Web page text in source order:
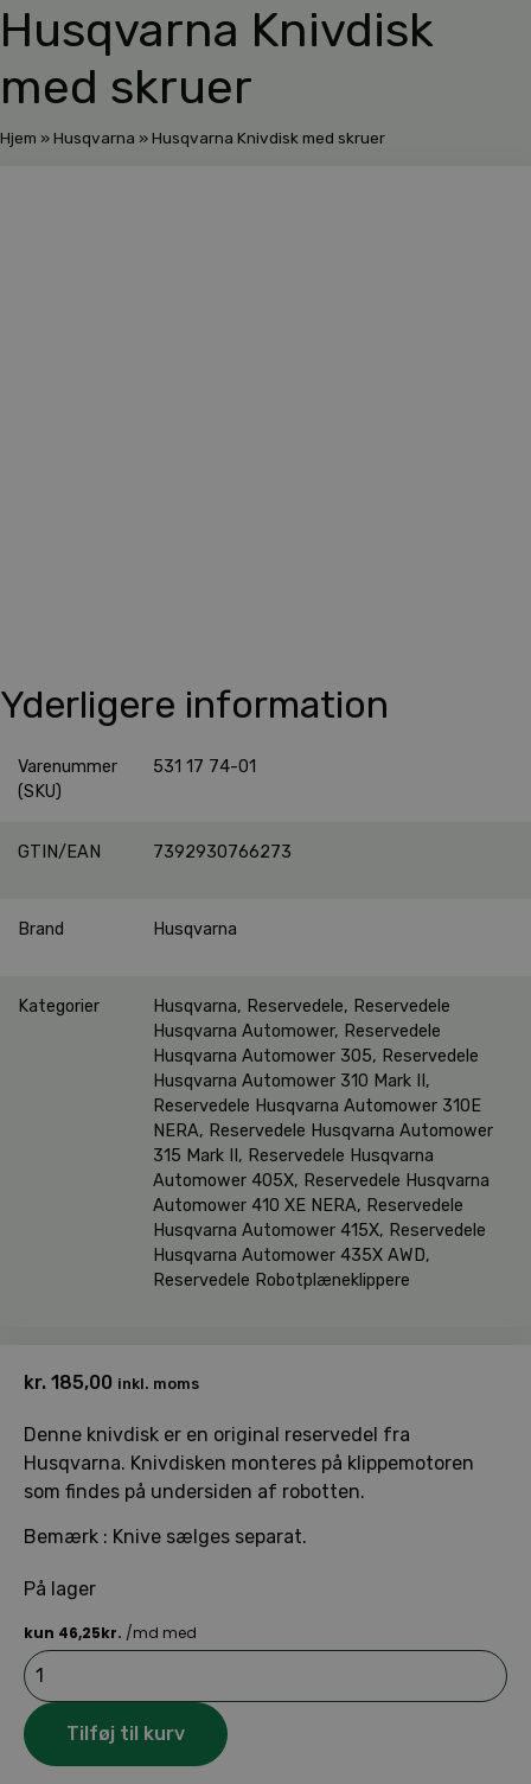
Husqvarna Knivdisk
med skruer
Hjem »Husqvarna »Husqvarna Knivdisk med skruer
Yderligere information
Varenummer
(SKU)
531 17 74-01
GTIN/EAN 7392930766273
Brand Husqvarna
Kategorier Husqvarna, Reservedele, Reservedele
Husqvarna Automower, Reservedele
Husqvarna Automower 305, Reservedele
Husqvarna Automower 310 Mark II ,
Reservedele Husqvarna Automower 310E
NERA, Reservedele Husqvarna Automower
315 Mark II , Reservedele Husqvarna
Automower 405X, Reservedele Husqvarna
Automower 410 XE NERA, Reservedele
Husqvarna Automower 415X, Reservedele
Husqvarna Automower 435X AWD,
Reservedele Robotplæneklippere
kr. 185,00 inkl. moms
Denne knivdisk er en original reservedel fra
Husqvarna. Knivdisken monteres på klippemotoren
som findes på undersiden af robotten.
Bemærk : Knive sælges separat.
På lager
Husqvarna
Knivdisk
med
skruer
antalTilføj til kurv